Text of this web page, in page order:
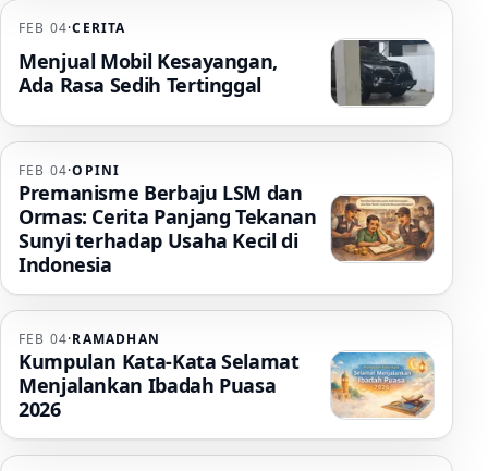
FEB 04·CERITA
Menjual Mobil Kesayangan,
Ada Rasa Sedih Tertinggal
FEB 04·OPINI
Premanisme Berbaju LSM dan
Ormas: Cerita Panjang Tekanan
Sunyi terhadap Usaha Kecil di
Indonesia
FEB 04·RAMADHAN
Kumpulan Kata-Kata Selamat
Menjalankan Ibadah Puasa
2026